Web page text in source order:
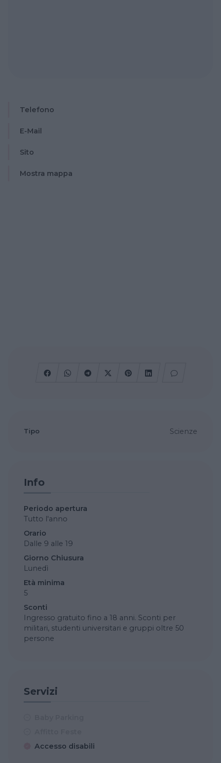
Telefono
E-Mail
Sito
Mostra mappa
Tipo Scienze
Info
Periodo apertura
Tutto l'anno
Orario
Dalle 9 alle 19
Giorno Chiusura
Lunedì
Età minima
5
Sconti
Ingresso gratuito fino a 18 anni. Sconti per
militari, studenti universitari e gruppi oltre 50
persone
Servizi
Accesso disabili